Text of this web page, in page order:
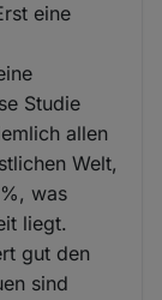
eine
Studie
allen
Welt,
was
liegt.
gut den
sind